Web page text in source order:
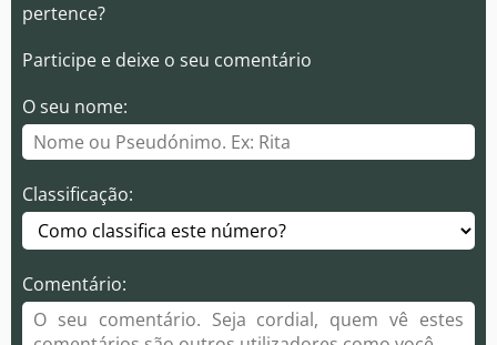
pertence?
Participe e deixe o seu comentário
O seu nome:
Classificação:
Comentário: